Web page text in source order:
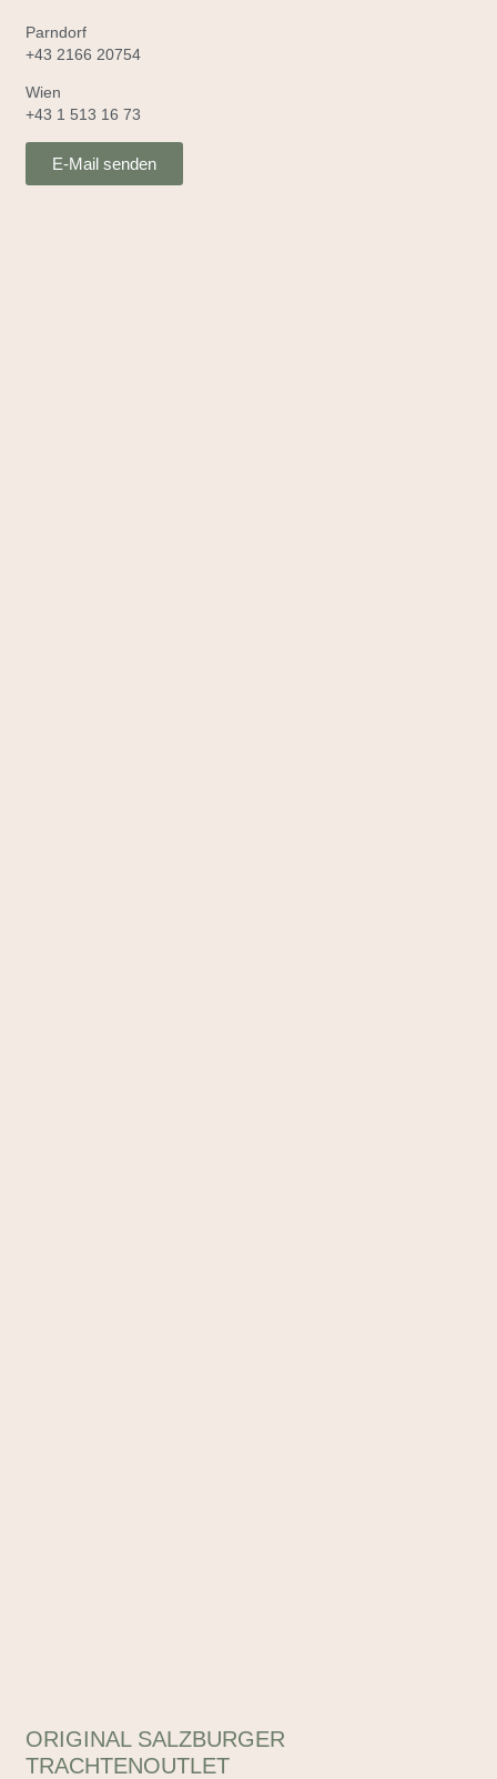
ORIGINAL SALZBURGER
TRACHTENOUTLET
Parndorf
+43 2166 20754
Wien
+43 1 513 16 73
E-Mail senden